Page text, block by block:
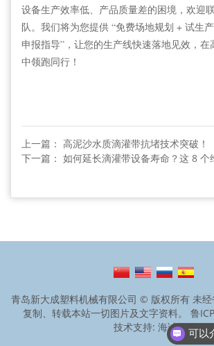
设备生产效率低、产品质量差的困境，欢迎
队。我们将为您提供 “免费场地规划 + 试生
申报指导”，让您的生产线快速落地见效，在
中领跑同行！
上一篇： 高泥沙水质滴灌带抗堵技术突破！
下一篇： 如何延长滴灌带设备寿命？这 8 个
青岛新大成塑料机械有限公司 © 版权所有 未
复制、转载本站一切图片及文字资料。 鲁
技术支持: 海诚互联